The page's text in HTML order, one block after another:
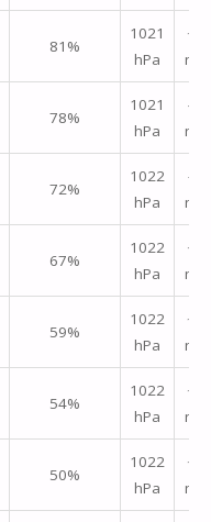
81%
1021
hPa
↑
m/s
78%
1021
hPa
↑
m/s
72%
1022
hPa
↑
m/s
67%
1022
hPa
↑
m/s
59%
1022
hPa
↑
m/s
54%
1022
hPa
↑
m/s
50%
1022
hPa
↑
m/s